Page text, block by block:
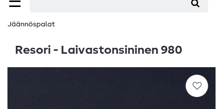
Jäännöspalat
Resori - Laivastonsininen 980